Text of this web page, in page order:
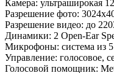
Камера: ультраширокая
Разрешение фото:
Разрешение видео: до
Динамики: 2 Open-Ear
Микрофоны: система из
Управление: голосовое,
Голосовой помощник: